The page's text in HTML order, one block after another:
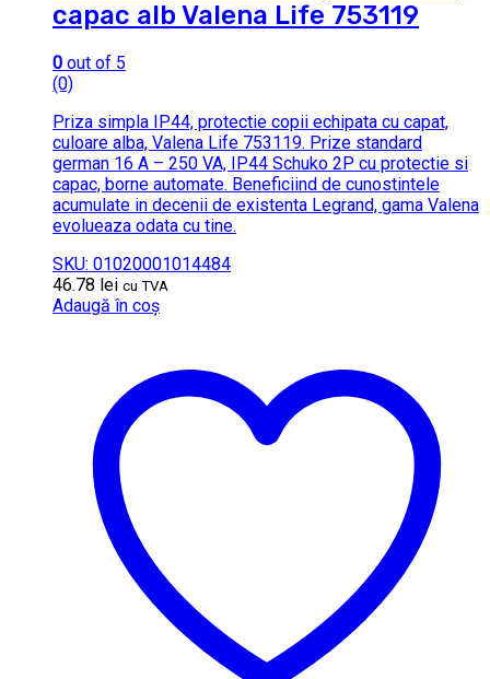
capac alb Valena Life 753119
0 out of 5
(0)
Priza simpla IP44, protectie copii echipata cu capat,
culoare alba, Valena Life 753119. Prize standard
german 16 A – 250 VA, IP44 Schuko 2P cu protectie si
capac, borne automate. Beneficiind de cunostintele
acumulate in decenii de existenta Legrand, gama Valena
evolueaza odata cu tine.
SKU: 01020001014484
46.78 lei cu TVA
Adaugă în coș